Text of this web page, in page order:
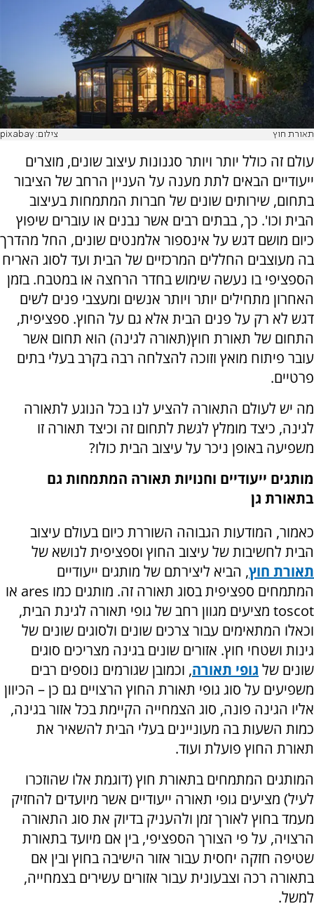
תאורת חוץ צילום: pixabay
עולם זה כולל יותר ויותר סגנונות עיצוב שונים, מוצרים
ייעודיים הבאים לתת מענה על העניין הרחב של הציבור
בתחום, שירותים שונים של חברות המתמחות בעיצוב
הבית וכו'. כך, בבתים רבים אשר נבנים או עוברים שיפוץ
כיום מושם דגש על אינספור אלמנטים שונים, החל מהדרך
בה מעוצבים החללים המרכזיים של הבית ועד לסוג האריח
הספציפי בו נעשה שימוש בחדר הרחצה או במטבח. בזמן
האחרון מתחילים יותר ויותר אנשים ומעצבי פנים לשים
דגש לא רק על פנים הבית אלא גם על החוץ. ספציפית,
התחום של תאורת חוץ(תאורה לגינה) הוא תחום אשר
עובר פיתוח מואץ וזוכה להצלחה רבה בקרב בעלי בתים
פרטיים.
מה יש לעולם התאורה להציע לנו בכל הנוגע לתאורה
לגינה, כיצד מומלץ לגשת לתחום זה וכיצד תאורה זו
משפיעה באופן ניכר על עיצוב הבית כולו?
מותגים ייעודיים וחנויות תאורה המתמחות גם
בתאורת גן
כאמור, המודעות הגבוהה השוררת כיום בעולם עיצוב
הבית לחשיבות של עיצוב החוץ וספציפית לנושא של
תאורת חוץ, הביא ליצירתם של מותגים ייעודיים
המתמחים ספציפית בסוג תאורה זה. מותגים כמו ares או
toscot מציעים מגוון רחב של גופי תאורה לגינת הבית,
וכאלו המתאימים עבור צרכים שונים ולסוגים שונים של
גינות ושטחי חוץ. אזורים שונים בגינה מצריכים סוגים
שונים של גופי תאורה, וכמובן שגורמים נוספים רבים
משפיעים על סוג גופי תאורת החוץ הרצויים גם כן – הכיוון
אליו הגינה פונה, סוג הצמחייה הקיימת בכל אזור בגינה,
כמות השעות בה מעוניינים בעלי הבית להשאיר את
תאורת החוץ פועלת ועוד.
המותגים המתמחים בתאורת חוץ (דוגמת אלו שהוזכרו
לעיל) מציעים גופי תאורה ייעודיים אשר מיועדים להחזיק
מעמד בחוץ לאורך זמן ולהעניק בדיוק את סוג התאורה
הרצויה, על פי הצורך הספציפי, בין אם מיועד בתאורת
שטיפה חזקה יחסית עבור אזור הישיבה בחוץ ובין אם
בתאורה רכה וצבעונית עבור אזורים עשירים בצמחייה,
למשל.